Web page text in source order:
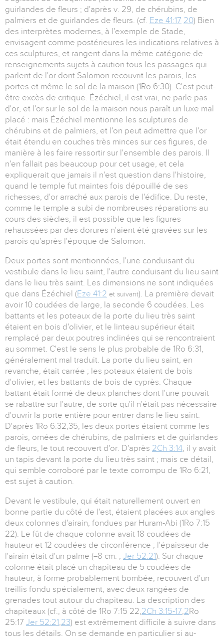
guirlandes de fleurs ; d'après v. 29, de chérubins, de
palmiers et de guirlandes de fleurs. (cf. Eze 41:17 20) Bien
des interprètes modernes, à l'exemple de Stade,
envisagent comme postérieures les indications relatives à
ces sculptures, et rangent dans la même catégorie de
renseignements sujets à caution tous les passages qui
parlent de l'or dont Salomon recouvrit les parois, les
portes et même le sol de la maison (1Ro 6:30). C'est peut-
être excès de critique. Ézéchiel, il est vrai, ne parle pas
d'or, et l'or sur le sol de la maison nous paraît un luxe mal
placé : mais Ézéchiel mentionne les sculptures de
chérubins et de palmiers, et l'on peut admettre que l'or
était étendu en couches très minces sur ces figures, de
manière à les faire ressortir sur l'ensemble des parois. Il
n'en fallait pas beaucoup pour cet usage, et cela
expliquerait que jamais il n'est question dans l'histoire,
quand le temple fut maintes fois dépouillé de ses
richesses, d'or arraché aux parois de l'édifice. Du reste,
comme le temple a subi de nombreuses réparations au
cours des siècles, il est possible que les figures
rehaussées par des dorures n'aient été gravées sur les
parois qu'après l'époque de Salomon.
Deux portes sont mentionnées, l'une conduisant du
vestibule dans le lieu saint, l'autre conduisant du lieu saint
dans le lieu très saint. Les dimensions ne sont indiquées
que dans Ézéchiel (Eze 41:2 et suivant). La première devait
avoir 10 coudées de large, la seconde 6 coudées. Les
battants et les poteaux de la porte du lieu très saint
étaient en bois d'olivier, et le linteau supérieur était
remplacé par deux poutres inclinées qui se rencontraient
au sommet. C'est le sens le plus probable de 1Ro 6:31,
généralement mal traduit. La porte du lieu saint, en
revanche, était carrée ; les poteaux étaient de bois
d'olivier, et les battants de bois de cyprès. Chaque
battant était formé de deux planches dont l'une pouvait
se rabattre sur l'autre, de sorte qu'il n'était pas nécessaire
d'ouvrir la porte entière pour entrer dans le lieu saint.
D'après 1Ro 6:32,35, les deux portes étaient comme les
parois, ornées de chérubins, de palmiers et de guirlandes
de fleurs, le tout recouvert d'or. D'après 2Ch 3:14, il y avait
un tapis devant la porte du lieu très saint ; mais ce détail,
qui semble corroboré par le texte corrompu de 1Ro 6:21,
est sujet à caution.
Devant le vestibule, qui était naturellement ouvert en
bonne partie du côté de l'est, étaient placées aux angles
deux colonnes d'airain, fondues par Huram-Abi (1Ro 7:15
22). Le fût de chaque colonne avait 18 coudées de
hauteur et 12 coudées de circonférence ; l'épaisseur de
l'airain était d'un palme (=8 cm. ; Jer 52:21). Sur chaque
colonne était placé un chapiteau de 5 coudées de
hauteur, à forme probablement bombée, recouvert d'un
treillis fondu spécialement, avec deux rangées de
grenades tout autour du chapiteau. La description des
chapiteaux (cf., à côté de 1Ro 7:15 22,2Ch 3:15-17,2Ro
25:17 Jer 52:21,23) est extrêmement difficile à suivre dans
tous les détails. On se demande en particulier si au-